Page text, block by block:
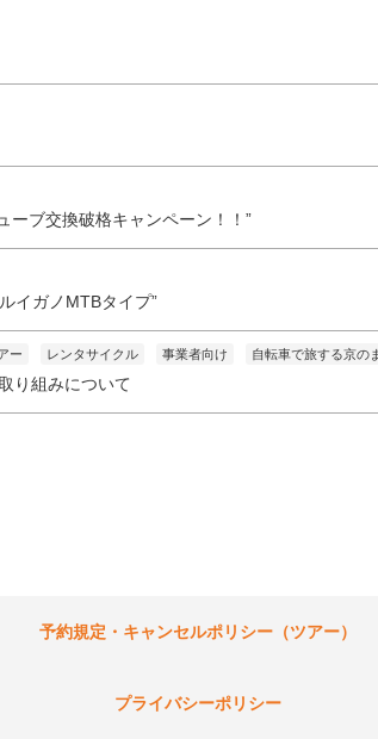
ブ交換破格キャンペーン！！”
ガノMTBタイプ”
ー レンタサイクル 事業者向け 自転車で旅する京の
り組みについて
予約規定・キャンセルポリシー（ツアー）
プライバシーポリシー